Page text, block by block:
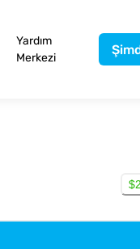
Yardım
Merkezi